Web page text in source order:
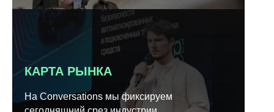
КАРТА РЫНКА
На Conversations мы фиксируем